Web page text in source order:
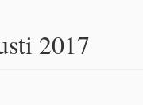
2017